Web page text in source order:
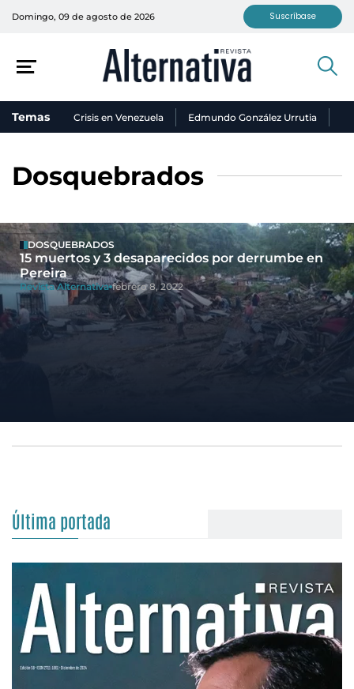
Domingo, 09 de agosto de 2026 Suscríbase
Temas Crisis en Venezuela Edmundo González Urrutia
Dosquebrados
DOSQUEBRADOS
15 muertos y 3 desaparecidos por derrumbe en
Pereira
Revista Alternativa febrero 8, 2022
Última portada